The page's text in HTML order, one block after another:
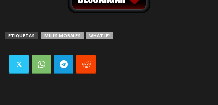
ETIQUETAS MILES MORALES WHAT IF?